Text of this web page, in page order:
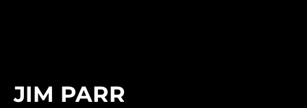
JIM PARR